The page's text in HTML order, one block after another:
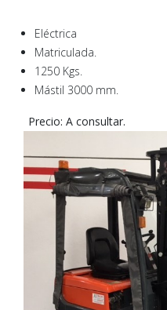
Eléctrica
Matriculada.
1250 Kgs.
Mástil 3000 mm.
Precio: A consultar.